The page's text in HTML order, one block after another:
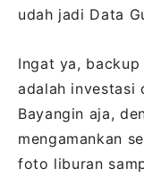
udah jadi Data
Ingat ya,
adalah investasi
Bayangin aja,
mengamankan
foto liburan